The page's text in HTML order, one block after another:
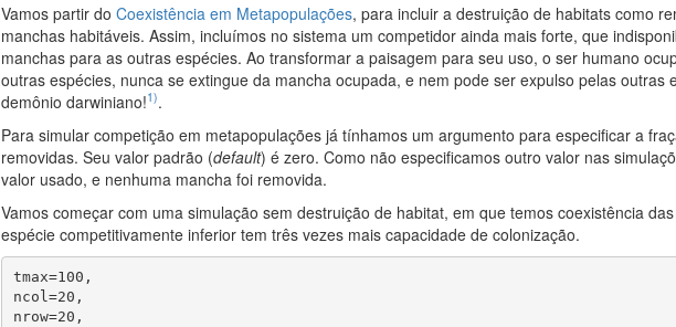
Vamos partir do Coexistência em Metapopulações, para incluir a destruição de habitats como
manchas habitáveis. Assim, incluímos no sistema um competidor ainda mais forte, que
manchas para as outras espécies. Ao transformar a paisagem para seu uso, o ser humano
outras espécies, nunca se extingue da mancha ocupada, e nem pode ser expulso pelas outras
demônio darwiniano!1).
Para simular competição em metapopulações já tínhamos um argumento para especificar a
removidas. Seu valor padrão (default) é zero. Como não especificamos outro valor nas
valor usado, e nenhuma mancha foi removida.
Vamos começar com uma simulação sem destruição de habitat, em que temos coexistência
espécie competitivamente inferior tem três vezes mais capacidade de colonização.
tmax=100,
ncol=20,
nrow=20,